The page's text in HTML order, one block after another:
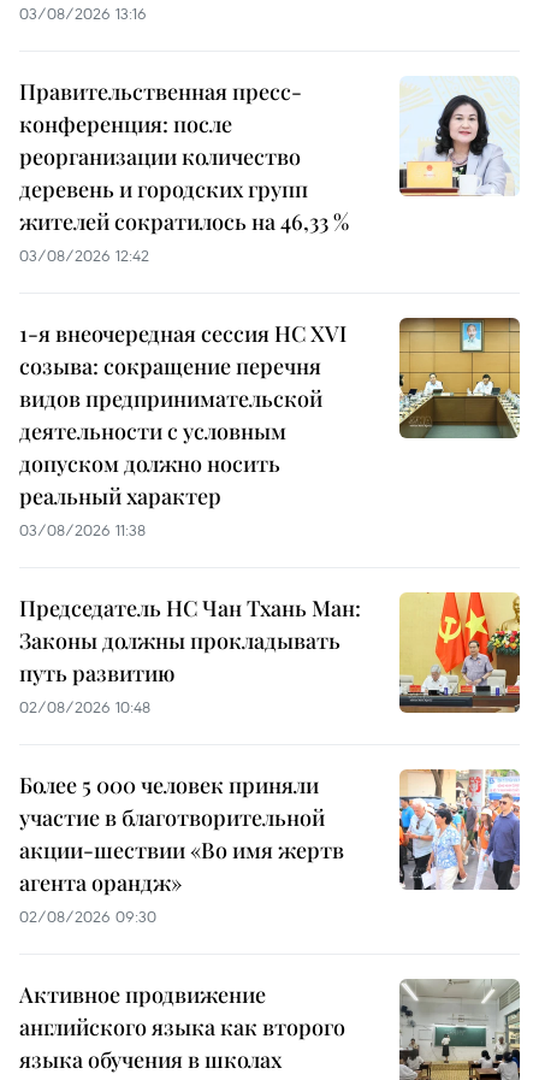
03/08/2026 13:16
Правительственная пресс-
конференция: после
реорганизации количество
деревень и городских групп
жителей сократилось на 46,33 %
03/08/2026 12:42
1-я внеочередная сессия НС XVI
созыва: сокращение перечня
видов предпринимательской
деятельности с условным
допуском должно носить
реальный характер
03/08/2026 11:38
Председатель НС Чан Тхань Ман:
Законы должны прокладывать
путь развитию
02/08/2026 10:48
Более 5 000 человек приняли
участие в благотворительной
акции-шествии «Во имя жертв
агента орандж»
02/08/2026 09:30
Активное продвижение
английского языка как второго
языка обучения в школах